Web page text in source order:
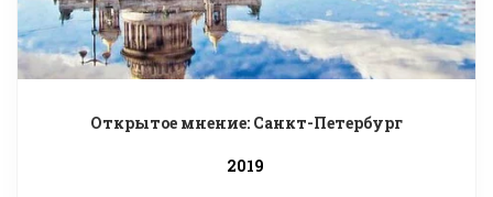
Открытое мнение: Санкт-Петербург
2019